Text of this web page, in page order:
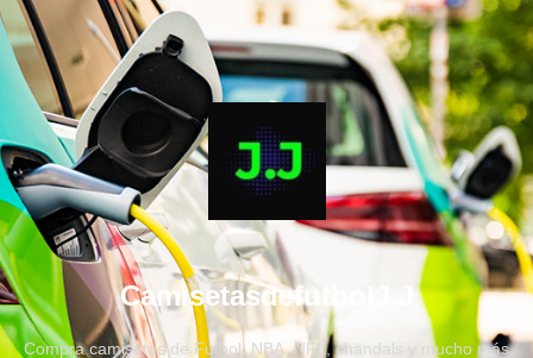
CamisetasdefutbolJ.J
Compra camisetas de Fútbol, NBA, NFL, chandals y mucho más